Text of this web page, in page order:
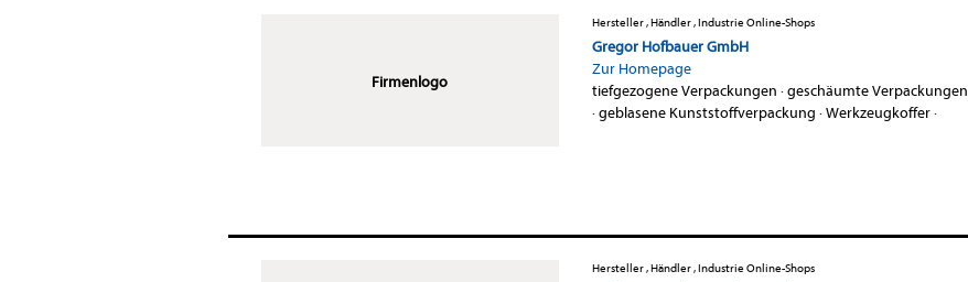
Firmenlogo
Hersteller , Händler , Industrie Online-Shops
Gregor Hofbauer GmbH
Zur Homepage
tiefgezogene Verpackungen ·geschäumte Verpackungen
·geblasene Kunststoffverpackung ·Werkzeugkoffer·
Hersteller , Händler , Industrie Online-Shops